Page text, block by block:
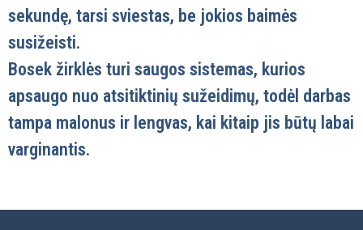
sekundę, tarsi sviestas, be jokios baimės
susižeisti.
Bosek žirklės turi saugos sistemas, kurios
apsaugo nuo atsitiktinių sužeidimų, todėl darbas
tampa malonus ir lengvas, kai kitaip jis būtų labai
varginantis.